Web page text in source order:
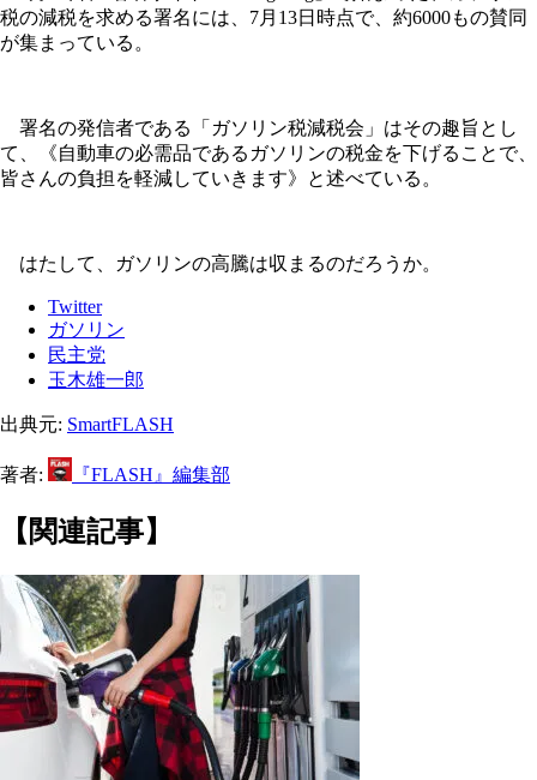
税の減税を求める署名には、7月13日時点で、約6000もの賛同
が集まっている。
署名の発信者である「ガソリン税減税会」はその趣旨とし
て、《自動車の必需品であるガソリンの税金を下げることで、
皆さんの負担を軽減していきます》と述べている。
はたして、ガソリンの高騰は収まるのだろうか。
Twitter
ガソリン
民主党
玉木雄一郎
出典元: SmartFLASH
著者: 『FLASH』編集部
【関連記事】